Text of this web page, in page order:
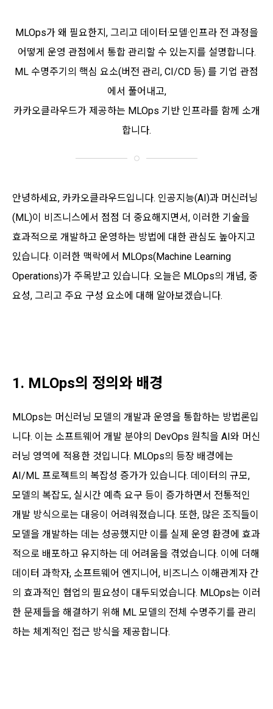
MLOps가 왜 필요한지, 그리고 데이터·모델·인프라 전 과정을
어떻게 운영 관점에서 통합 관리할 수 있는지를 설명합니다.
ML 수명주기의 핵심 요소(버전 관리, CI/CD 등) 를 기업 관점
에서 풀어내고,
카카오클라우드가 제공하는 MLOps 기반 인프라를 함께 소개
합니다.
안녕하세요, 카카오클라우드입니다. 인공지능(AI)과 머신러닝
(ML)이 비즈니스에서 점점 더 중요해지면서, 이러한 기술을
효과적으로 개발하고 운영하는 방법에 대한 관심도 높아지고
있습니다. 이러한 맥락에서 MLOps(Machine Learning
Operations)가 주목받고 있습니다. 오늘은 MLOps의 개념, 중
요성, 그리고 주요 구성 요소에 대해 알아보겠습니다.
1. MLOps의 정의와 배경
MLOps는 머신러닝 모델의 개발과 운영을 통합하는 방법론입
니다. 이는 소프트웨어 개발 분야의 DevOps 원칙을 AI와 머신
러닝 영역에 적용한 것입니다. MLOps의 등장 배경에는
AI/ML 프로젝트의 복잡성 증가가 있습니다. 데이터의 규모,
모델의 복잡도, 실시간 예측 요구 등이 증가하면서 전통적인
개발 방식으로는 대응이 어려워졌습니다. 또한, 많은 조직들이
모델을 개발하는 데는 성공했지만 이를 실제 운영 환경에 효과
적으로 배포하고 유지하는 데 어려움을 겪었습니다. 이에 더해
데이터 과학자, 소프트웨어 엔지니어, 비즈니스 이해관계자 간
의 효과적인 협업의 필요성이 대두되었습니다. MLOps는 이러
한 문제들을 해결하기 위해 ML 모델의 전체 수명주기를 관리
하는 체계적인 접근 방식을 제공합니다.